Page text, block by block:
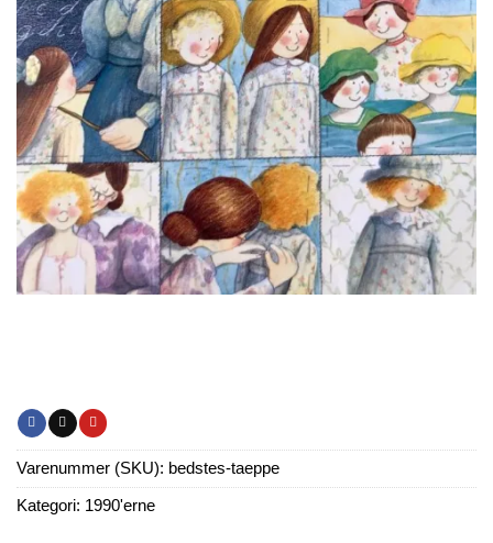
Varenummer (SKU): bedstes-taeppe
Kategori: 1990'erne